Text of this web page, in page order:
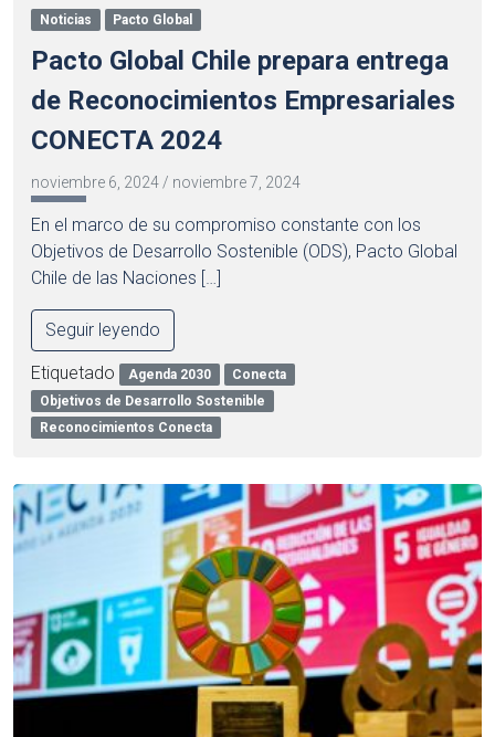
Noticias Pacto Global
Pacto Global Chile prepara entrega
de Reconocimientos Empresariales
CONECTA 2024
noviembre 6, 2024 / noviembre 7, 2024
En el marco de su compromiso constante con los
Objetivos de Desarrollo Sostenible (ODS), Pacto Global
Chile de las Naciones […]
Seguir leyendo
Etiquetado Agenda 2030
Conecta
Objetivos de Desarrollo Sostenible
Reconocimientos Conecta